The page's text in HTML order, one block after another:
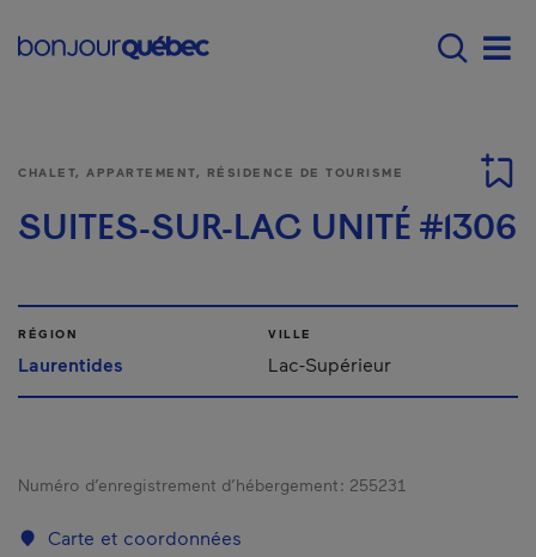
Main navigation -
CHALET, APPARTEMENT, RÉSIDENCE DE TOURISME
SUITES-SUR-LAC UNITÉ #1306
RÉGION
Laurentides
VILLE
Lac-Supérieur
Numéro d’enregistrement d’hébergement : 255231
Carte et coordonnées